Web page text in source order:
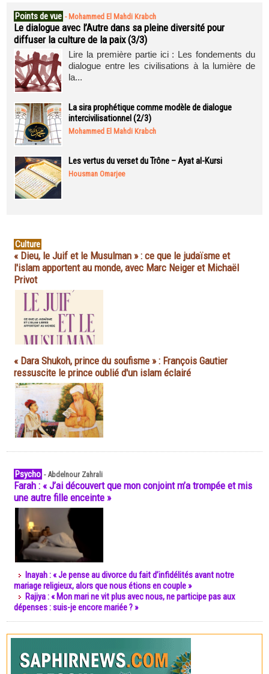
Points de vue - Mohammed El Mahdi Krabch
Le dialogue avec l’Autre dans sa pleine diversité pour
diffuser la culture de la paix (3/3)
Lire la première partie ici : Les fondements du
dialogue entre les civilisations à la lumière de
la...
La sira prophétique comme modèle de dialogue
intercivilisationnel (2/3)
Mohammed El Mahdi Krabch
Les vertus du verset du Trône – Ayat al-Kursi
Housman Omarjee
Culture
« Dieu, le Juif et le Musulman » : ce que le judaïsme et
l'islam apportent au monde, avec Marc Neiger et Michaël
Privot
« Dara Shukoh, prince du soufisme » : François Gautier
ressuscite le prince oublié d'un islam éclairé
Psycho -Abdelnour Zahrali
Farah : « J’ai découvert que mon conjoint m’a trompée et mis
une autre fille enceinte »
Inayah : « Je pense au divorce du fait d’infidélités avant notre
mariage religieux, alors que nous étions en couple »
Rajiya : « Mon mari ne vit plus avec nous, ne participe pas aux
dépenses : suis-je encore mariée ? »